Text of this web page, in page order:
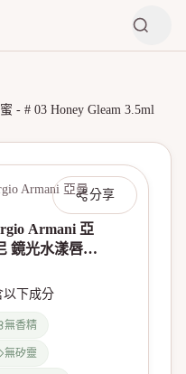
- # 03 Honey Gleam 3.5ml
分享
Armani 亞曼
Armani 亞
鏡光水漾唇蜜
3.5ml
以下成分
無香精
無矽靈